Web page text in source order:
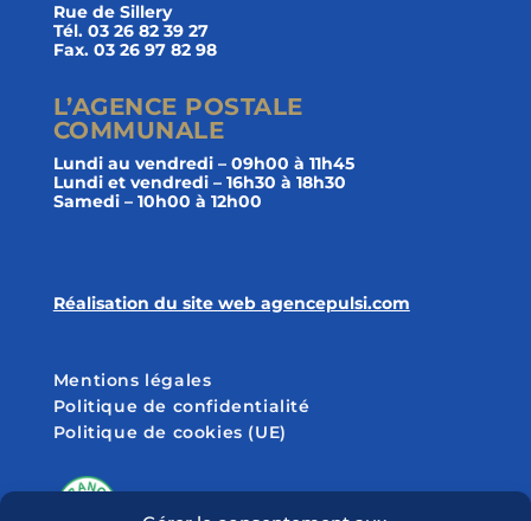
Rue de Sillery
Tél. 03 26 82 39 27
Fax. 03 26 97 82 98
L’AGENCE POSTALE
COMMUNALE
Lundi au vendredi – 09h00 à 11h45
Lundi et vendredi – 16h30 à 18h30
Samedi – 10h00 à 12h00
Réalisation du site web agencepulsi.com
Mentions légales
Politique de confidentialité
Politique de cookies (UE)